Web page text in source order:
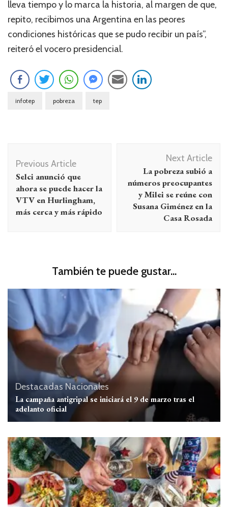
lleva tiempo y lo marca la historia, al margen de que,
repito, recibimos una Argentina en las peores
condiciones históricas que se pudo recibir un país”,
reiteró el vocero presidencial.
infotep pobreza tep
de
entradas
Previous Article
Selci anunció que
ahora se puede hacer la
VTV en Hurlingham,
más cerca y más rápido
Next Article
La pobreza subió a
números preocupantes
y Milei se reúne con
Susana Giménez en la
Casa Rosada
También te puede gustar...
DestacadasNacionales
La campaña antigripal se iniciará el 9 de marzo tras el
adelanto oficial